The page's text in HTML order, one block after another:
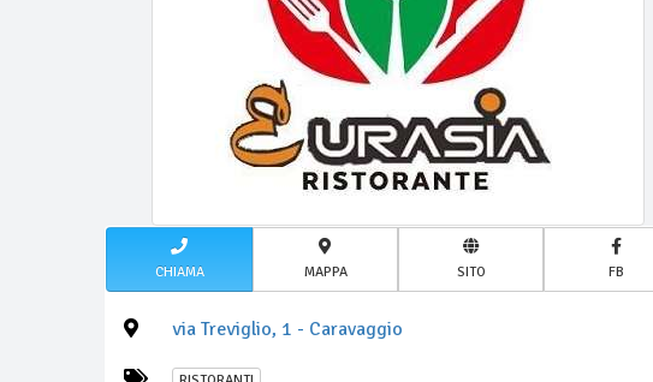
CHIAMA MAPPA SITO FB
via Treviglio, 1 - Caravaggio